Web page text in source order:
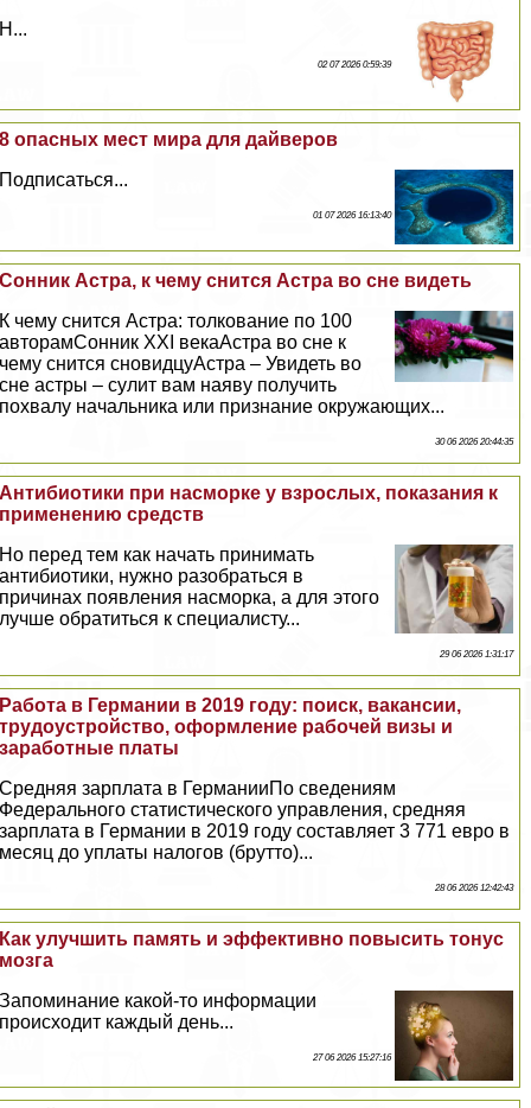
Н...
02 07 2026 0:59:39
8 опасных мест мира для дайверов
Подписаться...
01 07 2026 16:13:40
Сонник Астра, к чему снится Астра во сне видеть
К чему снится Астра: толкование по 100
авторамСонник XXI векаАстра во сне к
чему снится сновидцуАстра – Увидеть во
сне астры – сулит вам наяву получить
похвалу начальника или признание окружающих...
30 06 2026 20:44:35
Антибиотики при насморке у взрослых, показания к
применению средств
Но перед тем как начать принимать
антибиотики, нужно разобраться в
причинах появления насморка, а для этого
лучше обратиться к специалисту...
29 06 2026 1:31:17
Работа в Германии в 2019 году: поиск, вакансии,
трудоустройство, оформление рабочей визы и
заработные платы
Средняя зарплата в ГерманииПо сведениям
Федерального статистического управления, средняя
зарплата в Германии в 2019 году составляет 3 771 евро в
месяц до уплаты налогов (брутто)...
28 06 2026 12:42:43
Как улучшить память и эффективно повысить тонус
мозга
Запоминание какой-то информации
происходит каждый день...
27 06 2026 15:27:16